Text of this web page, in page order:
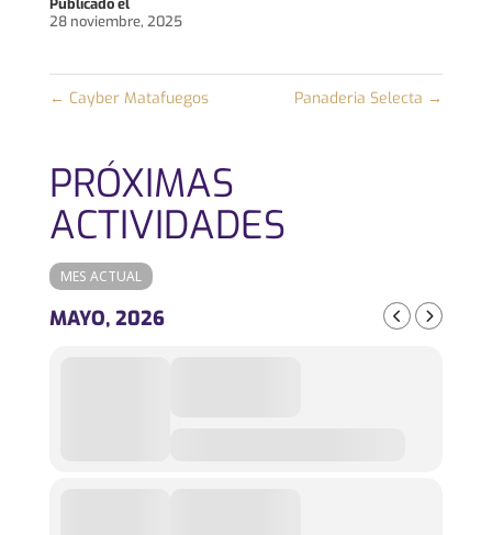
Publicado el
28 noviembre, 2025
← Cayber Matafuegos Panaderia Selecta →
PRÓXIMAS
ACTIVIDADES
MES ACTUAL
MAYO, 2026